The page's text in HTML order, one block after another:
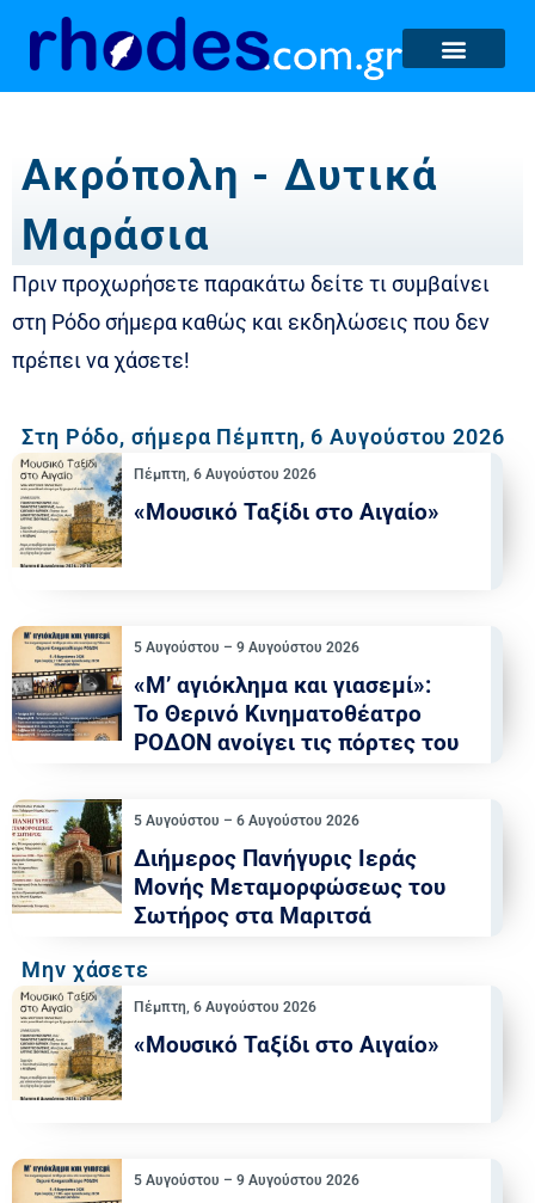
Ακρόπολη - Δυτικά
Μαράσια
Πριν προχωρήσετε παρακάτω δείτε τι συμβαίνει
στη Ρόδο σήμερα καθώς και εκδηλώσεις που δεν
πρέπει να χάσετε!
Στη Ρόδο, σήμερα Πέμπτη, 6 Αυγούστου 2026​​
Πέμπτη, 6 Αυγούστου 2026
«Μουσικό Ταξίδι στο Αιγαίο»
5 Αυγούστου – 9 Αυγούστου 2026
«Μ’ αγιόκλημα και γιασεμί»:
Το Θερινό Κινηματοθέατρο
ΡΟΔΟΝ ανοίγει τις πόρτες του
5 Αυγούστου – 6 Αυγούστου 2026
Διήμερος Πανήγυρις Ιεράς
Μονής Μεταμορφώσεως του
Σωτήρος στα Μαριτσά
Μην χάσετε
Πέμπτη, 6 Αυγούστου 2026
«Μουσικό Ταξίδι στο Αιγαίο»
5 Αυγούστου – 9 Αυγούστου 2026